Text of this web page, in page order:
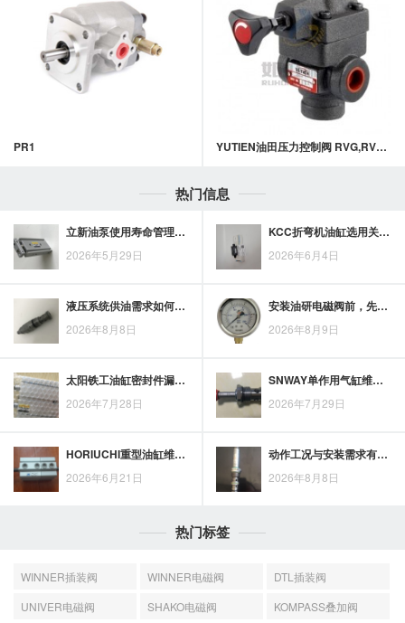
PR1 YUTIEN油田压力控制阀 RVG,RVT系列 引导式溢流阀
热门信息
立新油泵使用寿命管理：企业设备维护中的五个关注点
2026年5月29日
KCC折弯机油缸选用关注点：从运行稳定到加工精度保障
2026年6月4日
液压系统供油需求如何匹配？美国丹尼逊液压油泵的性能与应用解析
2026年8月8日
安装油研电磁阀前，先核对接线方式、油口方向与固定位置
2026年8月9日
太阳铁工油缸密封件漏油的常见原因与处理思路
2026年7月28日
SNWAY单作用气缸维护保养要点与日常使用注意事项
2026年7月29日
HORIUCHI重型油缸维护思路：巡检、润滑与密封管理关系到使用寿命
2026年6月21日
动作工况与安装需求有何差异？嘉刚升降液压缸与普通液压缸对比
2026年8月8日
热门标签
WINNER插装阀 WINNER电磁阀
DTL插装阀
UNIVER电磁阀
SHAKO电磁阀 KOMPASS叠加阀